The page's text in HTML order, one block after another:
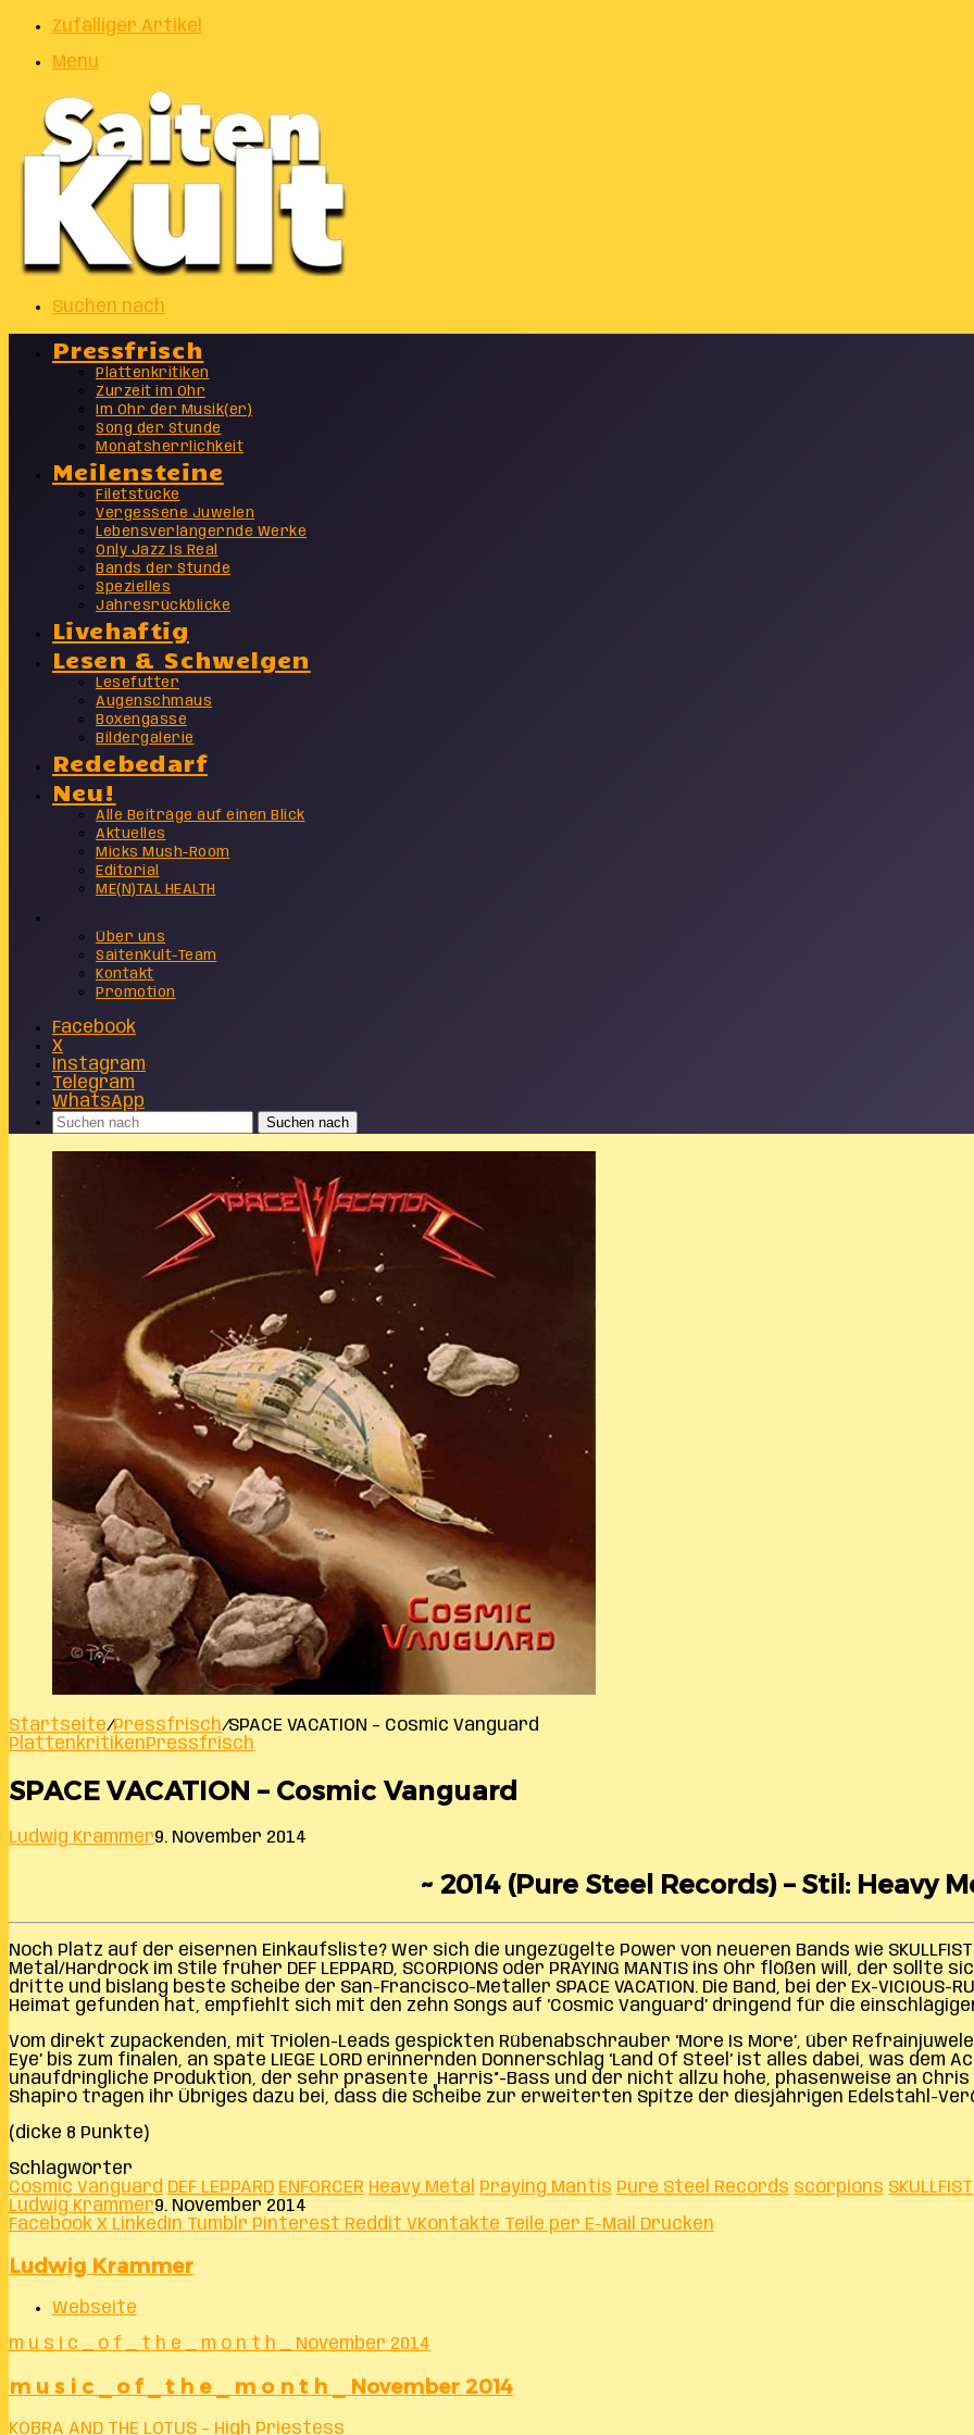
Zufälliger Artikel
Menu
Suchen nach
Pressfrisch
Plattenkritiken
Zurzeit im Ohr
Im Ohr der Musik(er)
Song der Stunde
Monatsherrlichkeit
Meilensteine
Filetstücke
Vergessene Juwelen
Lebensverlängernde Werke
Only Jazz Is Real
Bands der Stunde
Spezielles
Jahresrückblicke
Livehaftig
Lesen & Schwelgen
Lesefutter
Augenschmaus
Boxengasse
Bildergalerie
Redebedarf
Neu!
Alle Beiträge auf einen Blick
Aktuelles
Micks Mush-Room
Editorial
ME(N)TAL HEALTH
Über uns
SaitenKult-Team
Kontakt
Promotion
Facebook
X
Instagram
Telegram
WhatsApp
Suchen nach
Startseite/Pressfrisch/SPACE VACATION – Cosmic Vanguard
PlattenkritikenPressfrisch
SPACE VACATION – Cosmic Vanguard
Ludwig Krammer9. November 2014
~ 2014 (Pure Steel Records) – Stil: Heavy
Noch Platz auf der eisernen Einkaufsliste? Wer sich die ungezügelte Power von neueren Bands wie
Metal/Hardrock im Stile früher DEF LEPPARD, SCORPIONS oder PRAYING MANTIS ins Ohr flößen will, der
dritte und bislang beste Scheibe der San-Francisco-Metaller SPACE VACATION. Die Band, bei der Ex-
Heimat gefunden hat, empfiehlt sich mit den zehn Songs auf ‘Cosmic Vanguard’ dringend für die
Vom direkt zupackenden, mit Triolen-Leads gespickten Rübenabschrauber ‘More Is More’, über Refrainjuwelen
Eye’ bis zum finalen, an späte LIEGE LORD erinnernden Donnerschlag ‘Land Of Steel’ ist alles dabei, was dem
unaufdringliche Produktion, der sehr präsente „Harris“-Bass und der nicht allzu hohe, phasenweise an Chris
Shapiro tragen ihr Übriges dazu bei, dass die Scheibe zur erweiterten Spitze der diesjährigen Edelstahl-
(dicke 8 Punkte)
Schlagwörter
Cosmic Vanguard DEF LEPPARD ENFORCER Heavy Metal Praying Mantis Pure Steel Records scorpions SKULLFIST
Ludwig Krammer9. November 2014
Facebook X LinkedIn Tumblr Pinterest Reddit VKontakte Teile per E-Mail Drucken
Ludwig Krammer
Webseite
m u s i c _ o f _ t h e _ m o n t h _ November 2014
m u s i c _ o f _ t h e _ m o n t h _ November 2014
KOBRA AND THE LOTUS – High Priestess